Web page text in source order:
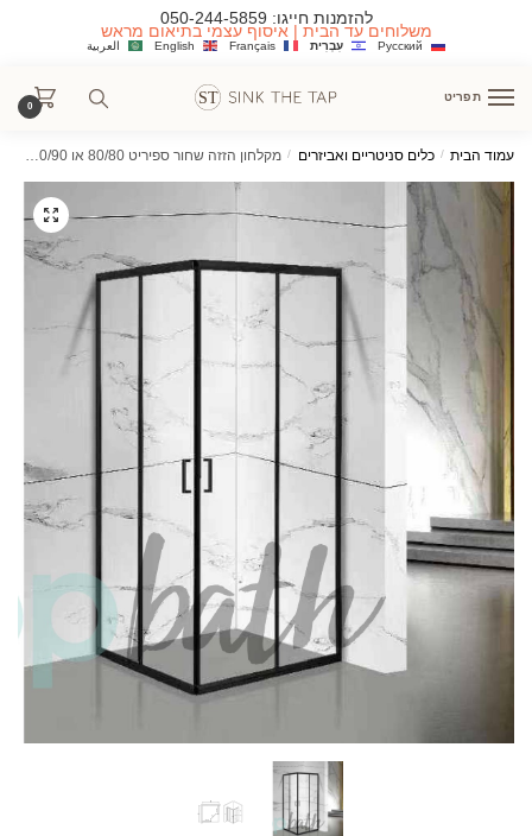
להזמנות חייגו: 050-244-5859
משלוחים עד הבית | איסוף עצמי בתיאום מראש
العربية English Français עִבְרִית Русский
תפריט
0
עמוד הבית / כלים סניטריים ואביזרים / מקלחון הזזה שחור ספיריט 80/80 או 90/90 ס"מ